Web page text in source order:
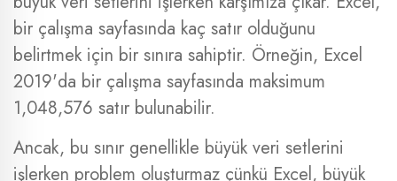
bir çalışma sayfasında kaç satır olduğunu
belirtmek için bir sınıra sahiptir. Örneğin, Excel
2019'da bir çalışma sayfasında maksimum
1,048,576 satır bulunabilir.
Ancak, bu sınır genellikle büyük veri setlerini
işlerken problem oluşturmaz çünkü Excel, büyük